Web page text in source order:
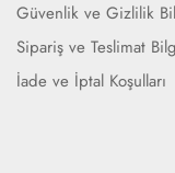
Güvenlik ve Gizlilik
Sipariş ve Teslimat
İade ve İptal Koşulları